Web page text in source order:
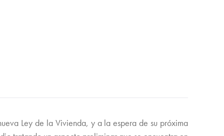
Ley de la Vivienda, y a la espera de su próxima